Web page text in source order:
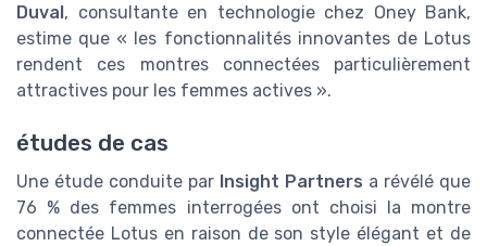
Duval, consultante en technologie chez Oney Bank,
estime que « les fonctionnalités innovantes de Lotus
rendent ces montres connectées particulièrement
attractives pour les femmes actives ».
études de cas
Une étude conduite par Insight Partners a révélé que
76 % des femmes interrogées ont choisi la montre
connectée Lotus en raison de son style élégant et de